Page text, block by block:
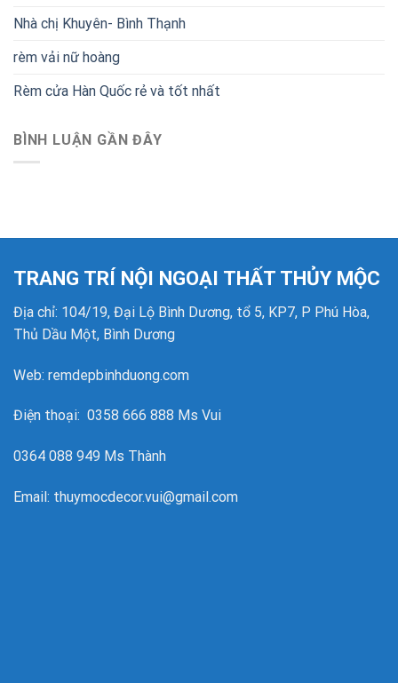
Nhà chị Khuyên- Bình Thạnh
rèm vải nữ hoàng
Rèm cửa Hàn Quốc rẻ và tốt nhất
BÌNH LUẬN GẦN ĐÂY
TRANG TRÍ NỘI NGOẠI THẤT THỦY MỘC
Địa chỉ: 104/19, Đại Lộ Bình Dương, tổ 5, KP7, P Phú Hòa,
Thủ Dầu Một, Bình Dương
Web: remdepbinhduong.com
Điện thoại: 0358 666 888 Ms Vui
0364 088 949 Ms Thành
Email: thuymocdecor.vui@gmail.com